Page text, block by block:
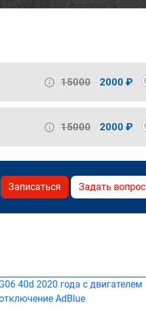
15000 2000 ₽
15000 2000 ₽
Записаться Задать вопрос